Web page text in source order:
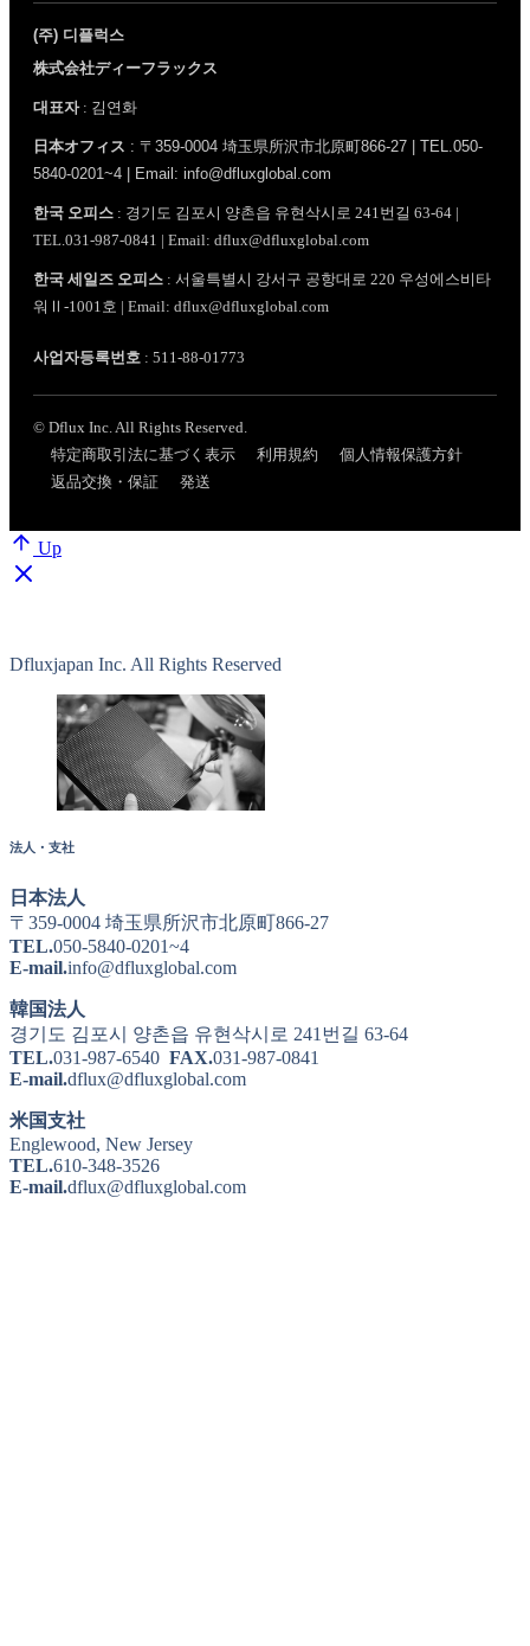
(주) 디플럭스
株式会社ディーフラックス
대표자: 김연화
日本オフィス : 〒359-0004 埼玉県所沢市北原町866-27 | TEL.050-
5840-0201~4 | Email: info@dfluxglobal.com
한국 오피스 : 경기도 김포시 양촌읍 유현삭시로 241번길 63-64 |
TEL.031-987-0841 | Email: dflux@dfluxglobal.com
한국 세일즈 오피스 : 서울특별시 강서구 공항대로 220 우성에스비타
워Ⅱ-1001호 | Email: dflux@dfluxglobal.com
사업자등록번호 : 511-88-01773
© Dflux Inc. All Rights Reserved.
特定商取引法に基づく表示
利用規約
個人情報保護方針
返品交換・保証
発送
Up
Dfluxjapan Inc. All Rights Reserved
法人・支社
日本法人
〒359-0004 埼玉県所沢市北原町866-27
TEL.050-5840-0201~4
E-mail.info@dfluxglobal.com
韓国法人
경기도 김포시 양촌읍 유현삭시로 241번길 63-64
TEL.031-987-6540 FAX.031-987-0841
E-mail.dflux@dfluxglobal.com
米国支社
Englewood, New Jersey
TEL.610-348-3526
E-mail.dflux@dfluxglobal.com